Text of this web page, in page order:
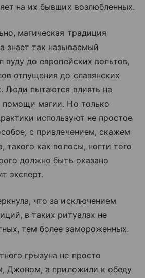
на их бывших возлюбленных.
магическая традиция
знает так называемый
вуду до европейских вольтов,
отпущения до славянских
Люди пытаются влиять на
помощи магии. Но только
используют не простое
с привлечением, скажем
такого как волосы, ногти того
должно быть оказано
эксперт.
что за исключением
в таких ритуалах не
тем более замороженных.
грызуна не просто
Джоном, а приложили к обеду